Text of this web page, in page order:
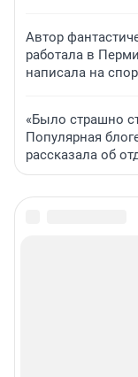
Автор
работала в
написала на
«Было страшно
Популярная
рассказала об